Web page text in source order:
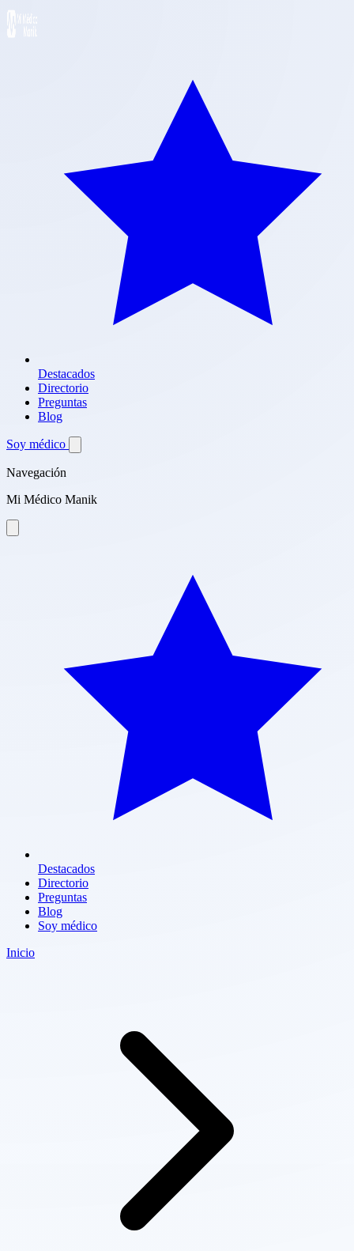
Destacados
Directorio
Preguntas
Blog
Soy médico
Navegación
Mi Médico Manik
Destacados
Directorio
Preguntas
Blog
Soy médico
Inicio